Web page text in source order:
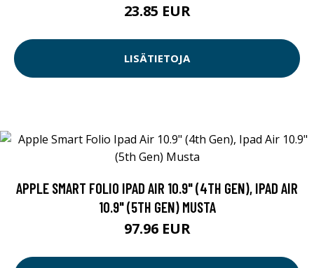
23.85 EUR
LISÄTIETOJA
APPLE SMART FOLIO IPAD AIR 10.9" (4TH GEN), IPAD AIR
10.9" (5TH GEN) MUSTA
97.96 EUR